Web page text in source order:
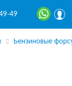
49
Бензиновые